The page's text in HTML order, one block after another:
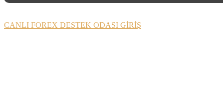
CANLI FOREX DESTEK ODASI GİRİŞ